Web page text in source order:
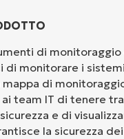
di
di monitorare i
mappa di
team IT di tenere
e di
la sicurezza